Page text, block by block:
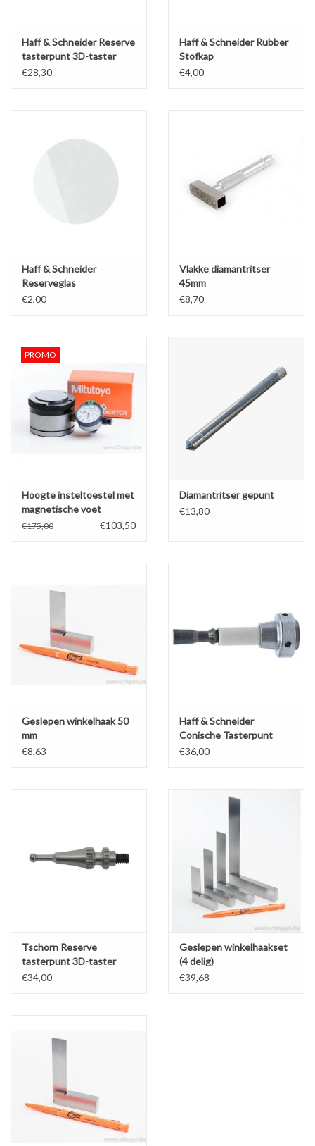
Haff & Schneider Reserve
tasterpunt 3D-taster
€28,30
Haff & Schneider Rubber
Stofkap
€4,00
Haff & Schneider
Reserveglas
€2,00
Vlakke diamantritser
45mm
€8,70
PROMO
Hoogte insteltoestel met
magnetische voet
€175,00 €103,50
Diamantritser gepunt
€13,80
Geslepen winkelhaak 50
mm
€8,63
Haff & Schneider
Conische Tasterpunt
€36,00
Tschorn Reserve
tasterpunt 3D-taster
€34,00
Geslepen winkelhaakset
(4 delig)
€39,68